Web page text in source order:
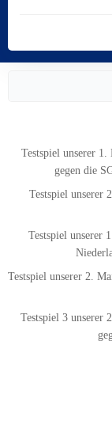
Testspiel unserer
gegen die
Testspiel unserer
Testspiel unserer
Testspiel unserer 2.
Testspiel 3 unserer